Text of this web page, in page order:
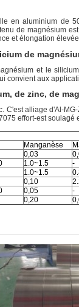
en aluminium de
de magnésium
et élongation
de
et le
convient aux
de zinc, de
C'est alliage d'Al-
effort-est
Manganèse
0,03
1.0~1.5 -
1.0~1.5
0,10
0,05 -
0,20